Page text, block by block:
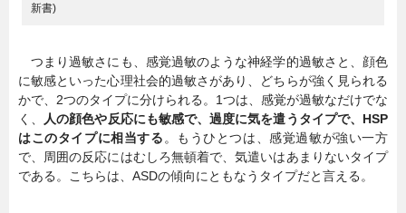
新書)
つまり過敏さにも、感覚過敏のような神経学的過敏さと、顔色
に敏感といった心理社会的過敏さがあり、どちらが強く見られる
かで、2つのタイプに分けられる。1つは、感覚が過敏なだけでな
く、
人の顔色や反応にも敏感で、過度に気を遣うタイプで、HSP
はこのタイプに相当する 。もうひとつは、感覚過敏が強い一方
で、周囲の反応にはむしろ無頓着で、気遣いはあまりないタイプ
である。こちらは、ASDの傾向にともなうタイプだと言える。